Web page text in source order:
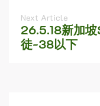
Next Article
26.5.18新加
徒-38以下